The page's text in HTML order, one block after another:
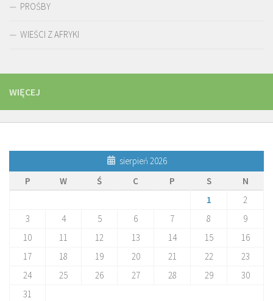
PROŚBY
WIEŚCI Z AFRYKI
WIĘCEJ
sierpień 2026
P
W Ś C P S
N
1
2
3
4 5 6 7 8
9
10
11 12 13 14 15
16
17
18 19 20 21 22
23
24
25 26 27 28 29
30
31